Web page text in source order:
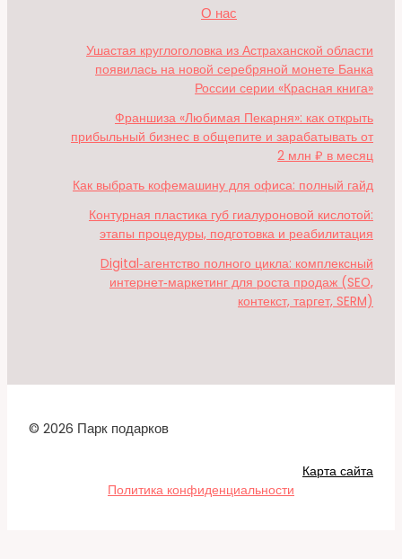
О нас
Ушастая круглоголовка из Астраханской области
появилась на новой серебряной монете Банка
России серии «Красная книга»
Франшиза «Любимая Пекарня»: как открыть
прибыльный бизнес в общепите и зарабатывать от
2 млн ₽ в месяц
Как выбрать кофемашину для офиса: полный гайд
Контурная пластика губ гиалуроновой кислотой:
этапы процедуры, подготовка и реабилитация
Digital‑агентство полного цикла: комплексный
интернет‑маркетинг для роста продаж (SEO,
контекст, таргет, SERM)
© 2026 Парк подарков
Карта сайта
Политика конфиденциальности